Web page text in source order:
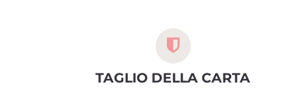
TAGLIO DELLA CARTA